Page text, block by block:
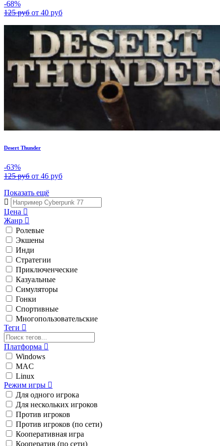
-68%
125 руб от 40 руб
Desert Thunder
-63%
125 руб от 46 руб
Показать ещё
Цена
Жанр
Ролевые
Экшены
Инди
Стратегии
Приключенческие
Казуальные
Симуляторы
Гонки
Спортивные
Многопользовательские
Теги
Платформа
Windows
MAC
Linux
Режим игры
Для одного игрока
Для нескольких игроков
Против игроков
Против игроков (по сети)
Кооперативная игра
Кооператив (по сети)